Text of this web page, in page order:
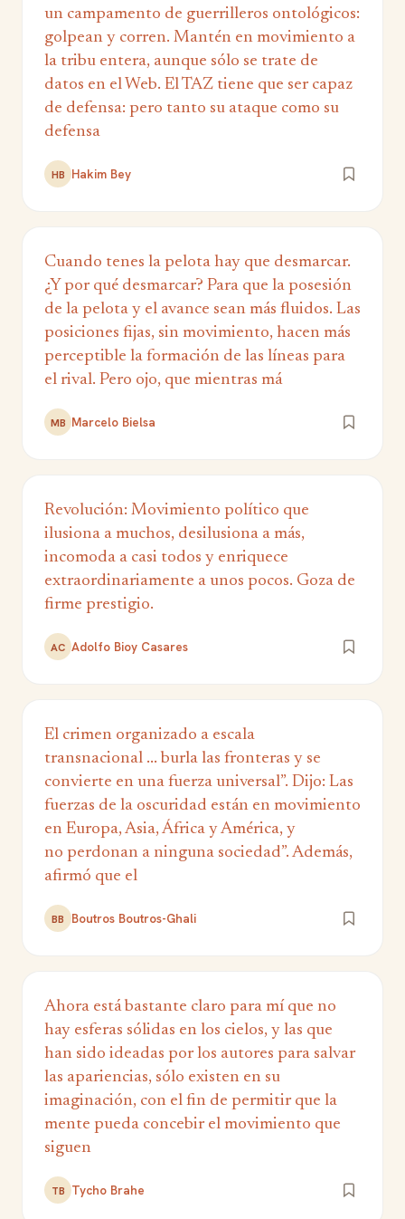
un campamento de guerrilleros ontológicos:
golpean y corren. Mantén en movimiento a
la tribu entera, aunque sólo se trate de
datos en el Web. El TAZ tiene que ser capaz
de defensa: pero tanto su ataque como su
defensa
HB Hakim Bey
Cuando tenes la pelota hay que desmarcar.
¿Y por qué desmarcar? Para que la posesión
de la pelota y el avance sean más fluidos. Las
posiciones fijas, sin movimiento, hacen más
perceptible la formación de las líneas para
el rival. Pero ojo, que mientras má
MB Marcelo Bielsa
Revolución: Movimiento político que
ilusiona a muchos, desilusiona a más,
incomoda a casi todos y enriquece
extraordinariamente a unos pocos. Goza de
firme prestigio.
AC Adolfo Bioy Casares
El crimen organizado a escala
transnacional ... burla las fronteras y se
convierte en una fuerza universal”. Dijo: Las
fuerzas de la oscuridad están en movimiento
en Europa, Asia, África y América, y
no perdonan a ninguna sociedad”. Además,
afirmó que el
BB Boutros Boutros-Ghali
Ahora está bastante claro para mí que no
hay esferas sólidas en los cielos, y las que
han sido ideadas por los autores para salvar
las apariencias, sólo existen en su
imaginación, con el fin de permitir que la
mente pueda concebir el movimiento que
siguen
TB Tycho Brahe